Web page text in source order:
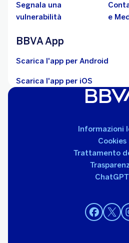
Segnala una
vulnerabilità
e
BBVA App
Scarica l'app per Android
Scarica l'app per iOS
Informazioni
Cookies
Trattamento
ChatGPT